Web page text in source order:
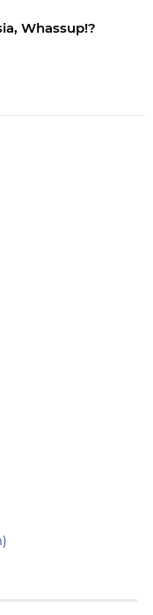
Whassup!?